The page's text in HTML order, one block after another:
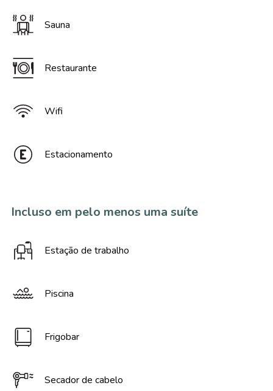
Sauna
Restaurante
Wifi
Estacionamento
Incluso em pelo menos uma suíte
Estação de trabalho
Piscina
Frigobar
Secador de cabelo